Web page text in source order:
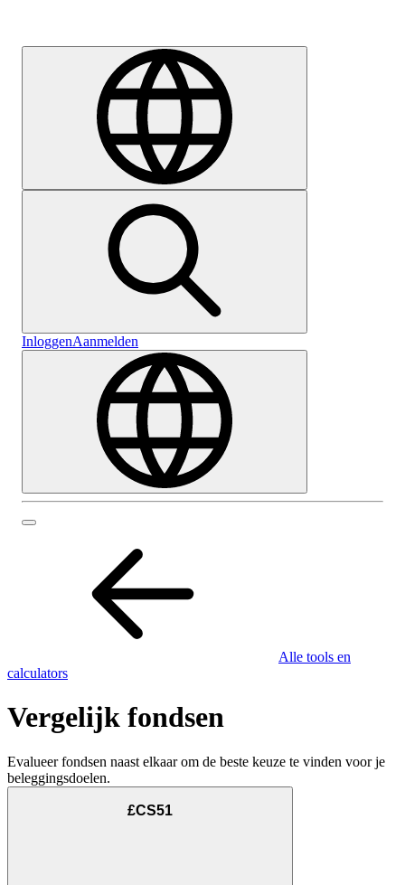
InloggenAanmelden
Alle tools en
calculators
Vergelijk fondsen
Evalueer fondsen naast elkaar om de beste keuze te vinden voor je
beleggingsdoelen.
£CS51